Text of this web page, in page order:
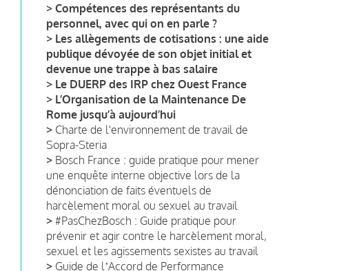
> Compétences des représentants du
personnel, avec qui on en parle ?
> Les allègements de cotisations : une aide
publique dévoyée de son objet initial et
devenue une trappe à bas salaire
> Le DUERP des IRP chez Ouest France
> L’Organisation de la Maintenance De
Rome jusqu’à aujourd’hui
> Charte de l'environnement de travail de
Sopra-Steria
> Bosch France : guide pratique pour mener
une enquête interne objective lors de la
dénonciation de faits éventuels de
harcèlement moral ou sexuel au travail
> #PasChezBosch : Guide pratique pour
prévenir et agir contre le harcèlement moral,
sexuel et les agissements sexistes au travail
> Guide de lʼAccord de Performance